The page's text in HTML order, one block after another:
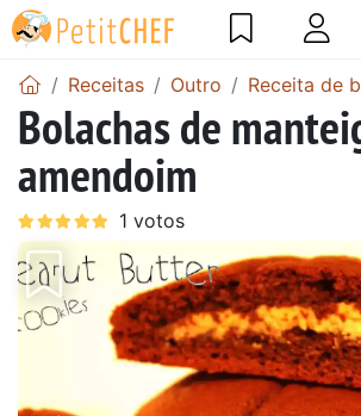
Receitas Outro Receita de
Bolachas de
amendoim